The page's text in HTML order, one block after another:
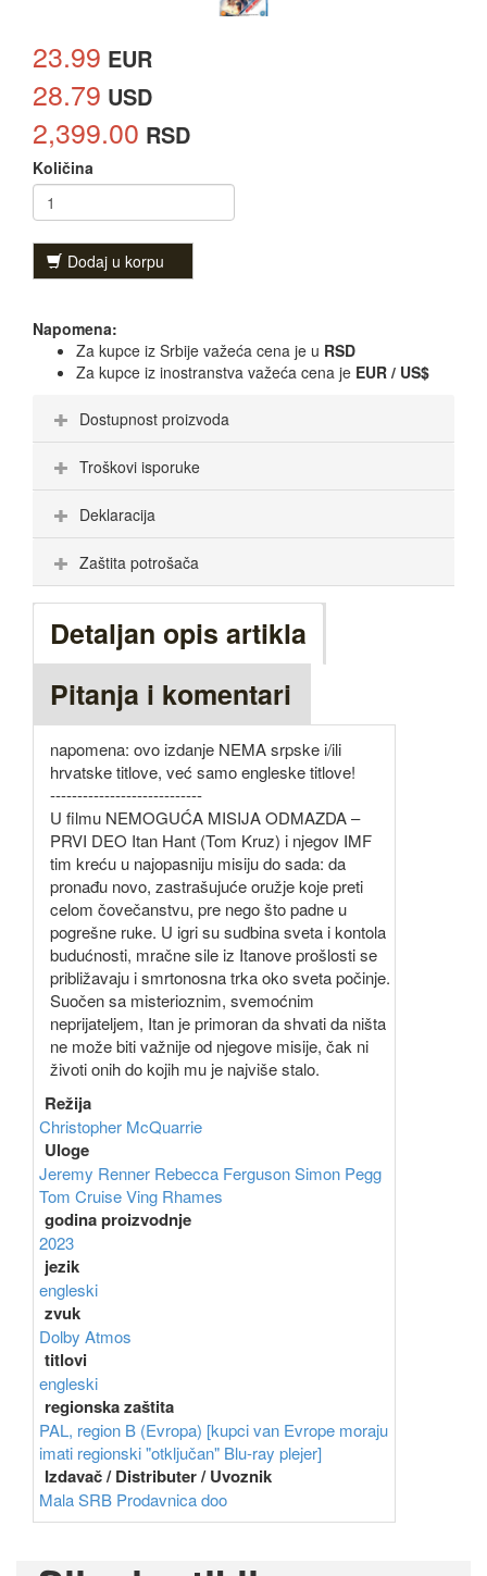
23.99 EUR
28.79 USD
2,399.00 RSD
Količina
Dodaj u korpu
Napomena:
Za kupce iz Srbije važeća cena je u RSD
Za kupce iz inostranstva važeća cena je EUR / US$
Dostupnost proizvoda
Troškovi isporuke
Deklaracija
Zaštita potrošača
Detaljan opis artikla
Pitanja i komentari
napomena: ovo izdanje NEMA srpske i/ili
hrvatske titlove, već samo engleske titlove!
----------------------------
U filmu NEMOGUĆA MISIJA ODMAZDA –
PRVI DEO Itan Hant (Tom Kruz) i njegov IMF
tim kreću u najopasniju misiju do sada: da
pronađu novo, zastrašujuće oružje koje preti
celom čovečanstvu, pre nego što padne u
pogrešne ruke. U igri su sudbina sveta i kontola
budućnosti, mračne sile iz Itanove prošlosti se
približavaju i smrtonosna trka oko sveta počinje.
Suočen sa misterioznim, svemoćnim
neprijateljem, Itan je primoran da shvati da ništa
ne može biti važnije od njegove misije, čak ni
životi onih do kojih mu je najviše stalo.
Režija
Christopher McQuarrie
Uloge
Jeremy Renner Rebecca FergusonSimon Pegg
Tom CruiseVing Rhames
godina proizvodnje
2023
jezik
engleski
zvuk
Dolby Atmos
titlovi
engleski
regionska zaštita
PAL, region B (Evropa) [kupci van Evrope moraju
imati regionski "otključan" Blu-ray plejer]
Izdavač / Distributer / Uvoznik
Mala SRB Prodavnica doo